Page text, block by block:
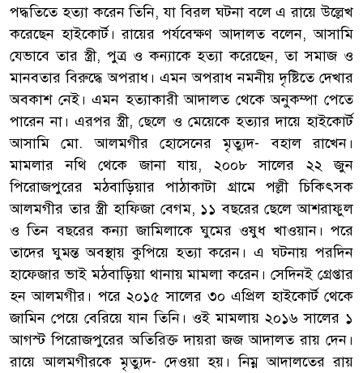
পদ্ধতিতে হত্যা করেন তিনি, যা বিরল ঘটনা বলে এ রায়ে উল্লেখ
করেছেন হাইকোর্ট। রায়ের পর্যবেক্ষণ আদালত বলেন, আসামি
যেভাবে তার স্ত্রী, পুত্র ও কন্যাকে হত্যা করেছেন, তা সমাজ ও
মানবতার বিরুদ্ধে অপরাধ। এমন অপরাধ নমনীয় দৃষ্টিতে দেখার
অবকাশ নেই। এমন হত্যাকারী আদালত থেকে অনুকম্পা পেতে
পারেন না। এরপর স্ত্রী, ছেলে ও মেয়েকে হত্যার দায়ে হাইকোর্ট
আসামি মো. আলমগীর হোসেনের মৃত্যুদ- বহাল রাখেন।
মামলার নথি থেকে জানা যায়, ২০০৮ সালের ২২ জুন
পিরোজপুরের মঠবাড়িয়ার পাঠাকাটা গ্রামে পল্লী চিকিৎসক
আলমগীর তার স্ত্রী হাফিজা বেগম, ১১ বছরের ছেলে আশরাফুল
ও তিন বছরের কন্যা জামিলাকে ঘুমের ওষুধ খাওয়ান। পরে
তাদের ঘুমন্ত অবস্থায় কুপিয়ে হত্যা করেন। এ ঘটনায় পরদিন
হাফেজার ভাই মঠবাড়িয়া থানায় মামলা করেন। সেদিনই গ্রেপ্তার
হন আলমগীর। পরে ২০১৫ সালের ৩০ এপ্রিল হাইকোর্ট থেকে
জামিন পেয়ে বেরিয়ে যান তিনি। ওই মামলায় ২০১৬ সালের ১
আগস্ট পিরোজপুরের অতিরিক্ত দায়রা জজ আদালত রায় দেন।
রায়ে আলমগীরকে মৃত্যুদ- দেওয়া হয়। নিম্ন আদালতের রায়